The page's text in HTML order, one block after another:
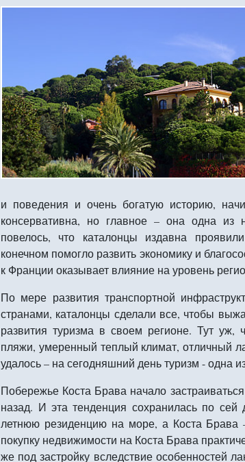
и поведения и очень богатую историю,
консервативна, но главное – она одна из
повелось, что каталонцы издавна
конечном помогло развить экономику и
к Франции оказывает влияние на уровень
По мере развития транспортной
странами, каталонцы сделали все, чтобы
развития туризма в своем регионе. Тут уж,
пляжи, умеренный теплый климат, отличный
удалось – на сегодняшний день туризм - одна
Побережье Коста Брава начало
назад. И эта тенденция сохранилась по
летнюю резиденцию на море, а Коста
покупку недвижимости на Коста Брава
же под застройку вследствие особенностей